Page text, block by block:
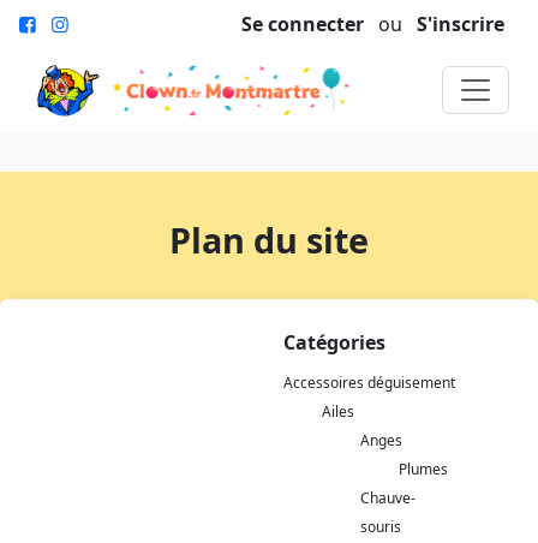
Se connecter ou S'inscrire
Plan du site
Catégories
Accessoires déguisement
Ailes
Anges
Plumes
Chauve-
souris